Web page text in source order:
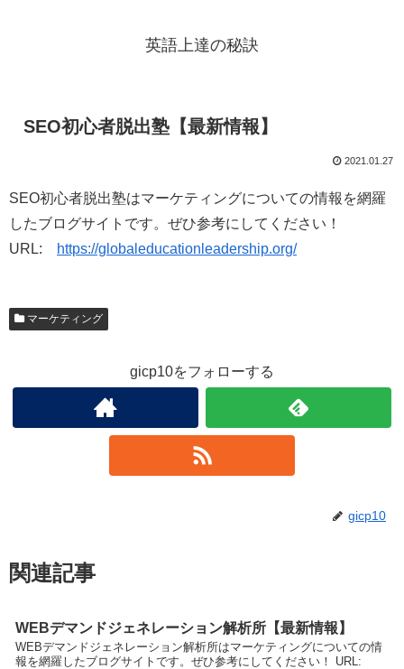
英語上達の秘訣
SEO初心者脱出塾【最新情報】
2021.01.27
SEO初心者脱出塾はマーケティングについての情報を網羅
したブログサイトです。ぜひ参考にしてください！
URL:
https://globaleducationleadership.org/
マーケティング
gicp10をフォローする
gicp10
関連記事
WEBデマンドジェネレーション解析所【最新情報】
WEBデマンドジェネレーション解析所はマーケティングについての情
報を網羅したブログサイトです。ぜひ参考にしてください！ URL: